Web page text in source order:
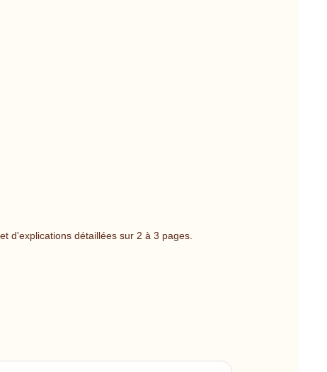
d'explications détaillées sur 2 à 3 pages.